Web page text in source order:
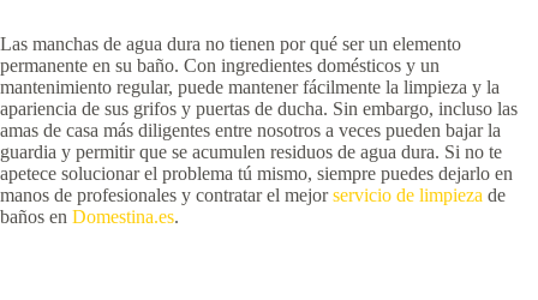
Las manchas de agua dura no tienen por qué ser un elemento
permanente en su baño. Con ingredientes domésticos y un
mantenimiento regular, puede mantener fácilmente la limpieza y la
apariencia de sus grifos y puertas de ducha. Sin embargo, incluso las
amas de casa más diligentes entre nosotros a veces pueden bajar la
guardia y permitir que se acumulen residuos de agua dura. Si no te
apetece solucionar el problema tú mismo, siempre puedes dejarlo en
manos de profesionales y contratar el mejorservicio de limpieza de
baños en Domestina.es.